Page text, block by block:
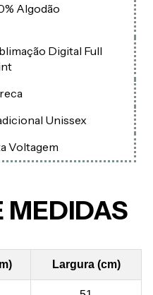
Algodão
Digital Full
Unissex
Voltagem
MEDIDAS
Largura (cm)